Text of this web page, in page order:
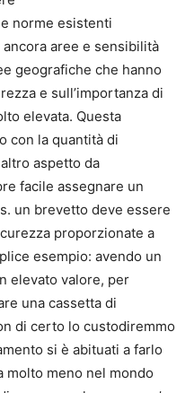
norme esistenti
aree e sensibilità
geografiche che hanno
e sull’importanza di
elevata. Questa
con la quantità di
aspetto da
facile assegnare un
un brevetto deve essere
proporzionate a
esempio: avendo un
elevato valore, per
una cassetta di
di certo lo custodiremmo
si è abituati a farlo
molto meno nel mondo